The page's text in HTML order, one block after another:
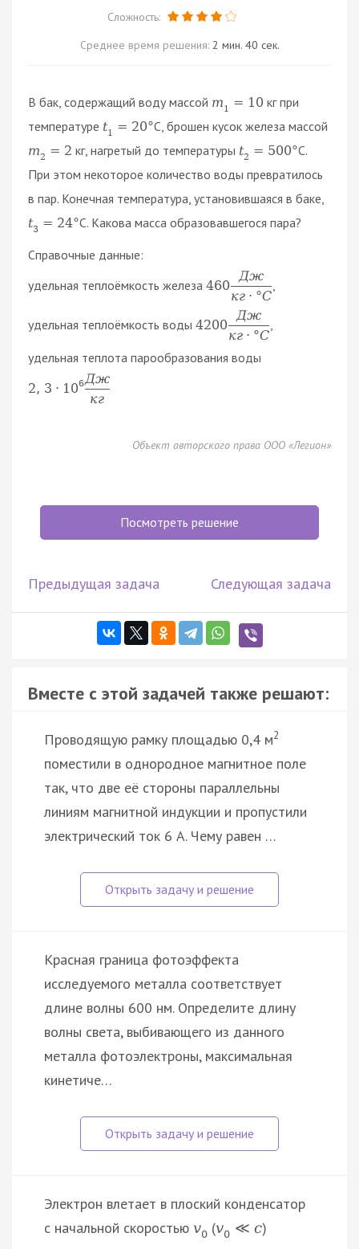
Сложность:
Среднее время решения: 2 мин. 40 сек.
В бак, содержащий воду массой m1 = 10 кг при
температуре t1 = 20°C, брошен кусок железа массой
m2 = 2 кг, нагретый до температуры t2 = 500°C.
При этом некоторое количество воды превратилось
в пар. Конечная температура, установившаяся в баке,
t3 = 24°C. Какова масса образовавшегося пара?
Справочные данные:
удельная теплоёмкость железа 460
Дж
кг · °C
удельная теплоёмкость воды 4200
Дж
кг · °C
удельная теплота парообразования воды
2, 3 · 106Дж
кг
Объект авторского права ООО «Легион»
Посмотреть решение
Предыдущая задача Следующая задача
Вместе с этой задачей также решают:
Проводящую рамку площадью 0,4 м2
поместили в однородное магнитное поле
так, что две её стороны параллельны
линиям магнитной индукции и пропустили
электрический ток 6 А. Чему равен …
Красная граница фотоэффекта
исследуемого металла соответствует
длине волны 600 нм. Определите длину
волны света, выбивающего из данного
металла фотоэлектроны, максимальная
кинетиче…
Электрон влетает в плоский конденсатор
с начальной скоростью v0 (v0 ≪ c)